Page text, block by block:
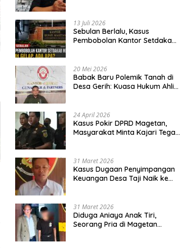
13 Juli 2026
Sebulan Berlalu, Kasus
Pembobolan Kantor Setdakab
20 Mei 2026
Babak Baru Polemik Tanah di
Desa Gerih: Kuasa Hukum Ahli
24 April 2026
Kasus Pokir DPRD Magetan,
Masyarakat Minta Kajari Tegak
31 Maret 2026
Kasus Dugaan Penyimpangan
Keuangan Desa Taji Naik ke
31 Maret 2026
Diduga Aniaya Anak Tiri,
Seorang Pria di Magetan